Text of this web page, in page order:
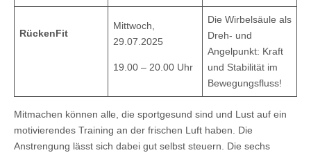
RückenFit
Mittwoch,
29.07.2025
19.00 – 20.00 Uhr
Die Wirbelsäule als
Dreh- und
Angelpunkt: Kraft
und Stabilität im
Bewegungsfluss!
Mitmachen können alle, die sportgesund sind und Lust auf ein
motivierendes Training an der frischen Luft haben. Die
Anstrengung lässt sich dabei gut selbst steuern. Die sechs